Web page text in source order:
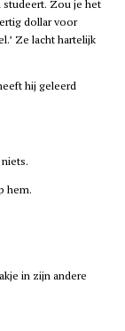
studeert. Zou je het
dollar voor
Ze lacht hartelijk
hij geleerd
hem.
in zijn andere